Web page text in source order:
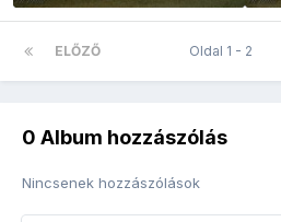
ELŐZŐ Oldal 1 - 2
0 Album hozzászólás
Nincsenek hozzászólások